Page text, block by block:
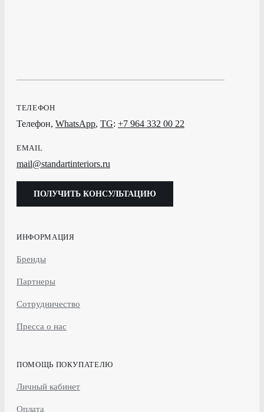
ТЕЛЕФОН
Телефон, WhatsApp, TG: +7 964 332 00 22
EMAIL
mail@standartinteriors.ru
ПОЛУЧИТЬ КОНСУЛЬТАЦИЮ
ИНФОРМАЦИЯ
Бренды
Партнеры
Сотрудничество
Пресса о нас
ПОМОЩЬ ПОКУПАТЕЛЮ
Личный кабинет
Оплата